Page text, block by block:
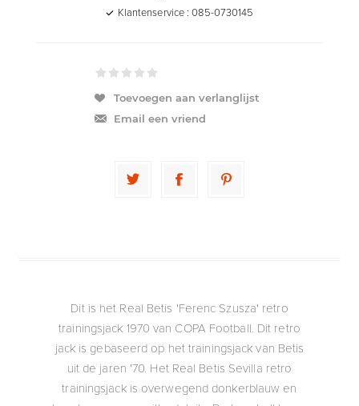
Klantenservice : 085-0730145
Toevoegen aan verlanglijst
Email een vriend
Dit is het Real Betis 'Ferenc Szusza' retro
trainingsjack 1970 van COPA Football. Dit retro
jack is gebaseerd op het trainingsjack van Betis
uit de jaren '70. Het Real Betis Sevilla retro
trainingsjack is overwegend donkerblauw en